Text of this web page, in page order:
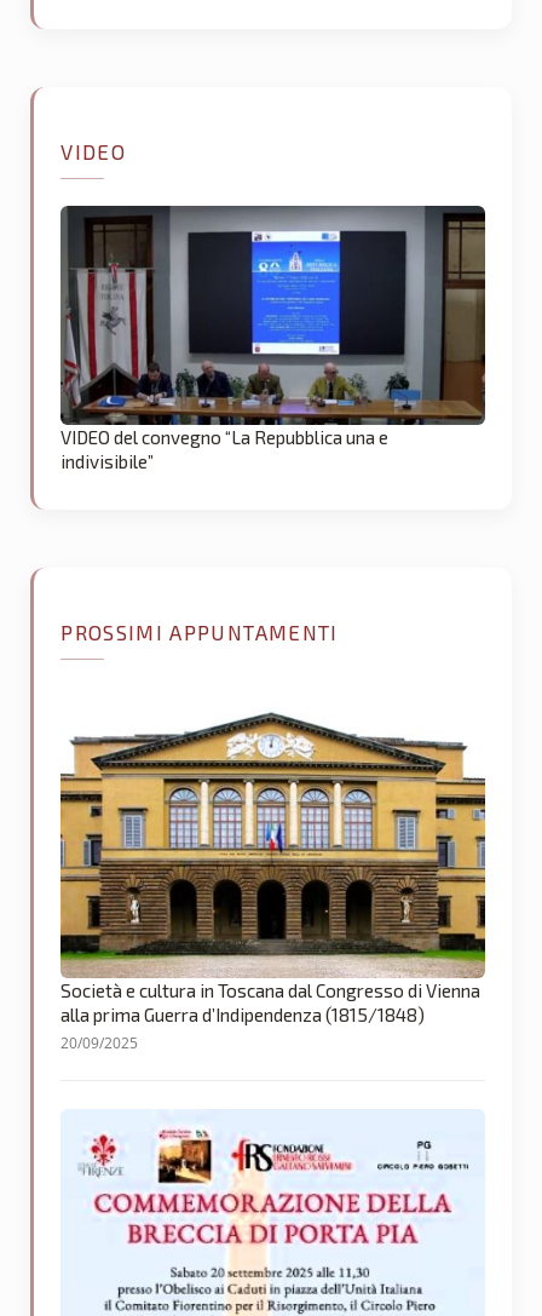
VIDEO
VIDEO del convegno “La Repubblica una e
indivisibile”
PROSSIMI APPUNTAMENTI
Società e cultura in Toscana dal Congresso di Vienna
alla prima Guerra d’Indipendenza (1815/1848)
20/09/2025